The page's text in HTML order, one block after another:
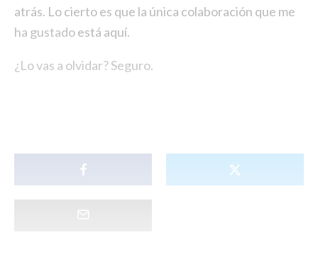
atrás. Lo cierto es que la única colaboración que me
ha gustadoestá aquí.
¿Lo vas a olvidar? Seguro.